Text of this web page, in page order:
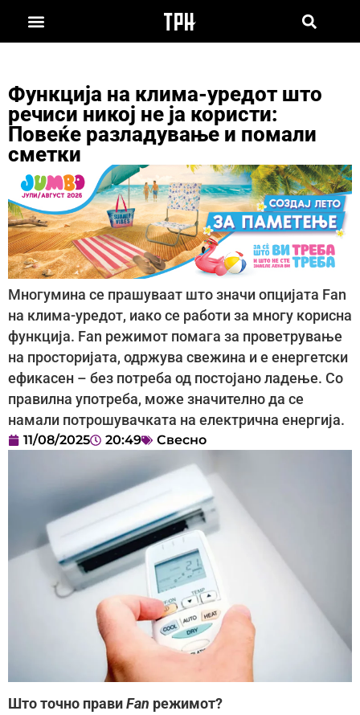
Функција на клима-уредот што
речиси никој не ја користи:
Повеќе разладување и помали
сметки
Многумина се прашуваат што значи опцијата Fan
на клима-уредот, иако се работи за многу корисна
функција. Fan режимот помага за проветрување
на просторијата, одржува свежина и е енергетски
ефикасен – без потреба од постојано ладење. Со
правилна употреба, може значително да се
намали потрошувачката на електрична енергија.
11/08/2025 20:49 Свесно
Што точно прави Fan режимот?